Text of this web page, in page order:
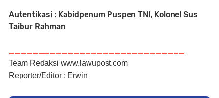
Autentikasi : Kabidpenum Puspen TNI, Kolonel Sus
Taibur Rahman
______________________________
Team Redaksi www.lawupost.com
Reporter/Editor : Erwin